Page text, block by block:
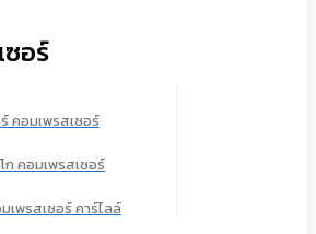
อร์
คอมเพรสเซอร์
ก คอมเพรสเซอร์
เพรสเซอร์ คาร์ไลล์